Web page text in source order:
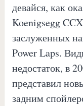
девайся, как
Koenigsegg
заслуженных
Power Laps.
недостаток, в
представил
задним